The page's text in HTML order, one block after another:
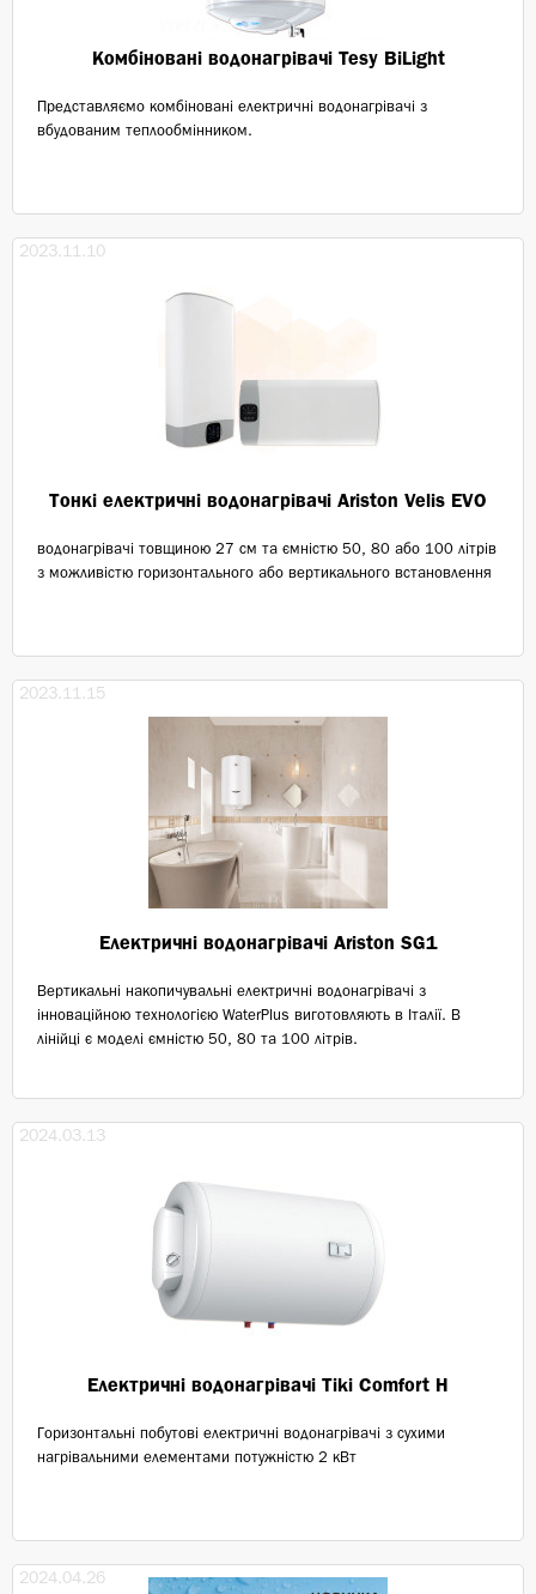
Комбіновані водонагрівачі Tesy BiLight
Представляємо комбіновані електричні водонагрівачі з
вбудованим теплообмінником.
2023.11.10
Тонкі електричні водонагрівачі Ariston Velis EVO
водонагрівачі товщиною 27 см та ємністю 50, 80 або 100 літрів
з можливістю горизонтального або вертикального встановлення
2023.11.15
Електричні водонагрівачі Ariston SG1
Вертикальні накопичувальні електричні водонагрівачі з
інноваційною технологією WaterPlus виготовляють в Італії. В
лінійці є моделі ємністю 50, 80 та 100 літрів.
2024.03.13
Електричні водонагрівачі Tiki Comfort H
Горизонтальні побутові електричні водонагрівачі з сухими
нагрівальними елементами потужністю 2 кВт
2024.04.26